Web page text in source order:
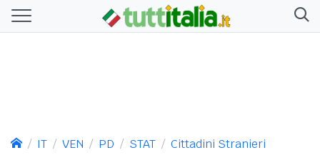
IT VEN PD STAT Cittadini Stranieri